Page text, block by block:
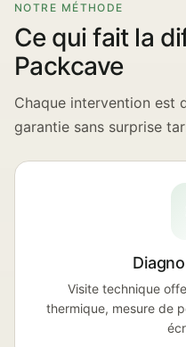
NOTRE MÉTHODE
Ce qui fait la
Packcave
Chaque intervention est
garantie sans surprise
Visite technique
thermique, mesure de